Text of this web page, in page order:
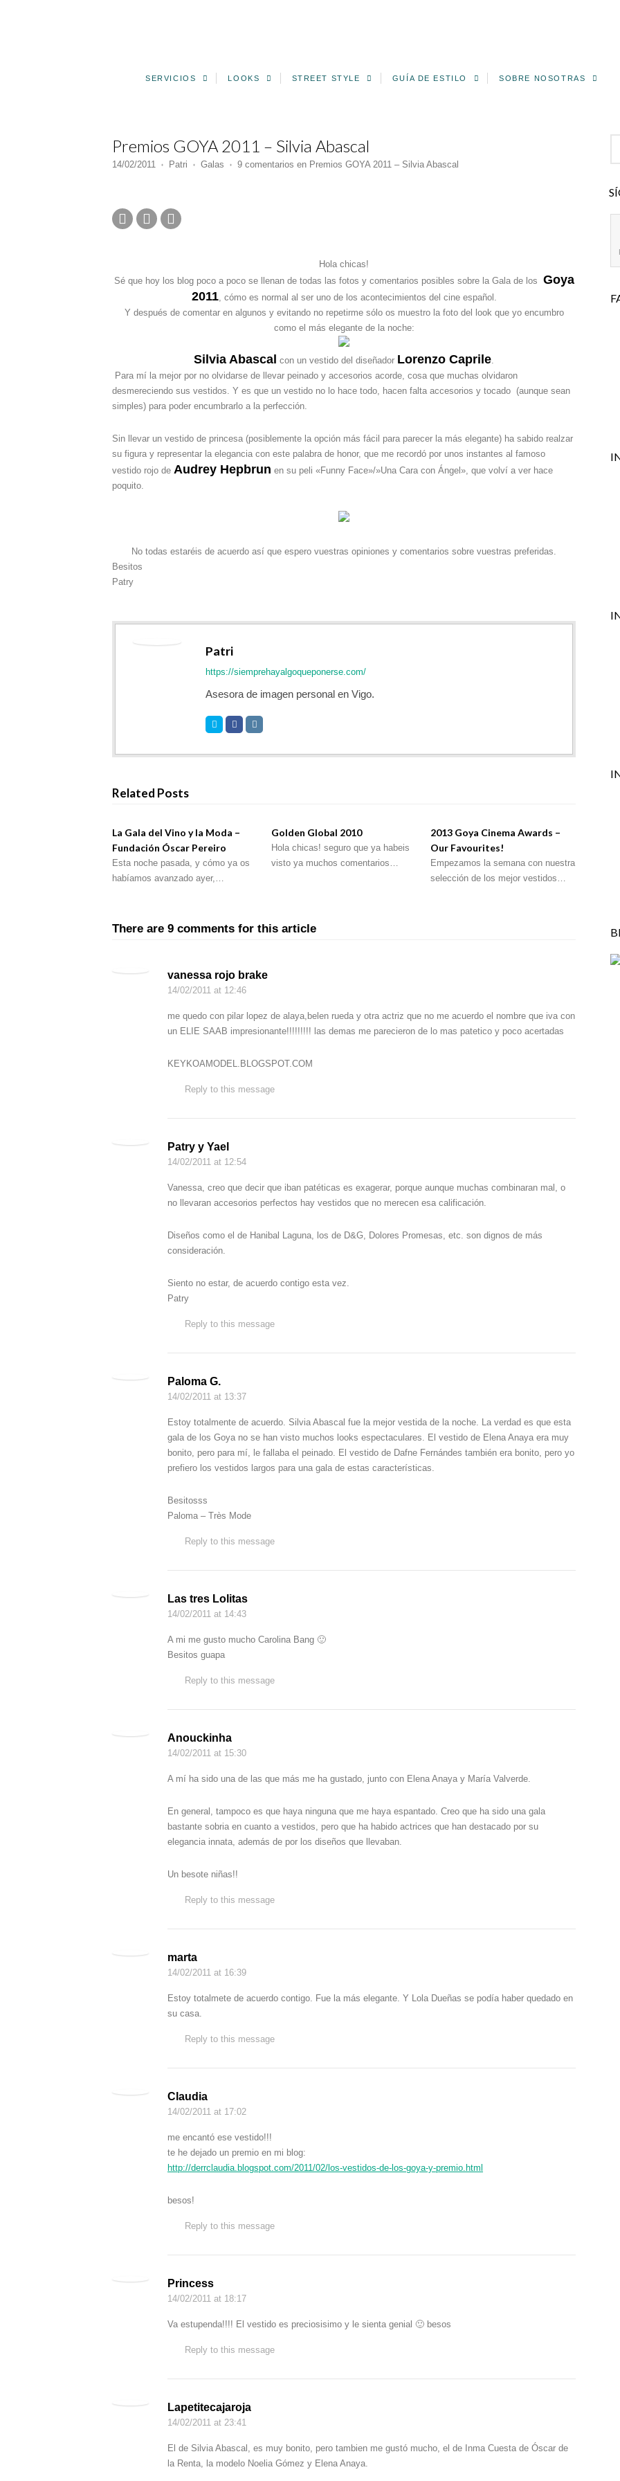
SERVICIOS LOOKS STREET STYLE GUÍA DE ESTILO SOBRE NOSOTRAS
Premios GOYA 2011 – Silvia Abascal
14/02/2011 ♦ Patri ♦ Galas ♦ 9 comentarios en Premios GOYA 2011 – Silvia Abascal
Hola chicas!
Sé que hoy los blog poco a poco se llenan de todas las fotos y comentarios posibles sobre la Gala de los Goya
2011, cómo es normal al ser uno de los acontecimientos del cine español.
Y después de comentar en algunos y evitando no repetirme sólo os muestro la foto del look que yo encumbro
como el más elegante de la noche:
Silvia Abascal con un vestido del diseñador Lorenzo Caprile.
Para mí la mejor por no olvidarse de llevar peinado y accesorios acorde, cosa que muchas olvidaron
desmereciendo sus vestidos. Y es que un vestido no lo hace todo, hacen falta accesorios y tocado (aunque sean
simples) para poder encumbrarlo a la perfección.
Sin llevar un vestido de princesa (posiblemente la opción más fácil para parecer la más elegante) ha sabido realzar
su figura y representar la elegancia con este palabra de honor, que me recordó por unos instantes al famoso
vestido rojo de Audrey Hepbrun en su peli «Funny Face»/»Una Cara con Ángel», que volví a ver hace
poquito.
No todas estaréis de acuerdo así que espero vuestras opiniones y comentarios sobre vuestras preferidas.
Besitos
Patry
Patri
https://siemprehayalgoqueponerse.com/
Asesora de imagen personal en Vigo.
Related Posts
La Gala del Vino y la Moda –
Fundación Óscar Pereiro
Esta noche pasada, y cómo ya os
habíamos avanzado ayer,…
Golden Global 2010
Hola chicas! seguro que ya habeis
visto ya muchos comentarios…
2013 Goya Cinema Awards –
Our Favourites!
Empezamos la semana con nuestra
selección de los mejor vestidos…
There are 9 comments for this article
vanessa rojo brake
14/02/2011 at 12:46
me quedo con pilar lopez de alaya,belen rueda y otra actriz que no me acuerdo el nombre que iva con
un ELIE SAAB impresionante!!!!!!!!! las demas me parecieron de lo mas patetico y poco acertadas
KEYKOAMODEL.BLOGSPOT.COM
Reply to this message
Patry y Yael
14/02/2011 at 12:54
Vanessa, creo que decir que iban patéticas es exagerar, porque aunque muchas combinaran mal, o
no llevaran accesorios perfectos hay vestidos que no merecen esa calificación.
Diseños como el de Hanibal Laguna, los de D&G, Dolores Promesas, etc. son dignos de más
consideración.
Siento no estar, de acuerdo contigo esta vez.
Patry
Reply to this message
Paloma G.
14/02/2011 at 13:37
Estoy totalmente de acuerdo. Silvia Abascal fue la mejor vestida de la noche. La verdad es que esta
gala de los Goya no se han visto muchos looks espectaculares. El vestido de Elena Anaya era muy
bonito, pero para mí, le fallaba el peinado. El vestido de Dafne Fernándes también era bonito, pero yo
prefiero los vestidos largos para una gala de estas características.
Besitosss
Paloma – Très Mode
Reply to this message
Las tres Lolitas
14/02/2011 at 14:43
A mi me gusto mucho Carolina Bang 🙂
Besitos guapa
Reply to this message
Anouckinha
14/02/2011 at 15:30
A mí ha sido una de las que más me ha gustado, junto con Elena Anaya y María Valverde.
En general, tampoco es que haya ninguna que me haya espantado. Creo que ha sido una gala
bastante sobria en cuanto a vestidos, pero que ha habido actrices que han destacado por su
elegancia innata, además de por los diseños que llevaban.
Un besote niñas!!
Reply to this message
marta
14/02/2011 at 16:39
Estoy totalmete de acuerdo contigo. Fue la más elegante. Y Lola Dueñas se podía haber quedado en
su casa.
Reply to this message
Claudia
14/02/2011 at 17:02
me encantó ese vestido!!!
te he dejado un premio en mi blog:
http://derrclaudia.blogspot.com/2011/02/los-vestidos-de-los-goya-y-premio.html
besos!
Reply to this message
Princess
14/02/2011 at 18:17
Va estupenda!!!! El vestido es preciosisimo y le sienta genial 🙂 besos
Reply to this message
Lapetitecajaroja
14/02/2011 at 23:41
El de Silvia Abascal, es muy bonito, pero tambien me gustó mucho, el de Inma Cuesta de Óscar de
la Renta, la modelo Noelia Gómez y Elena Anaya.